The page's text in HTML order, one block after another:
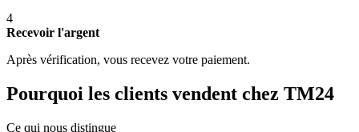
4
Recevoir l'argent
Après vérification, vous recevez votre paiement.
Pourquoi les clients vendent chez TM24
Ce qui nous distingue